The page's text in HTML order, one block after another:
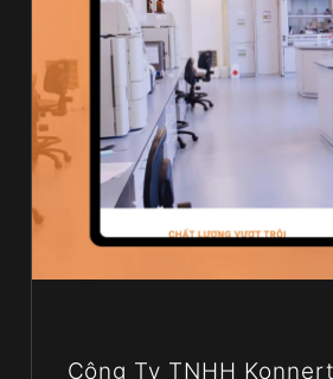
Công Ty TNHH